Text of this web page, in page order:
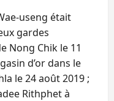
useng était
gardes
Nong Chik le 11
d’or dans le
le 24 août 2019 ;
Rithphet à